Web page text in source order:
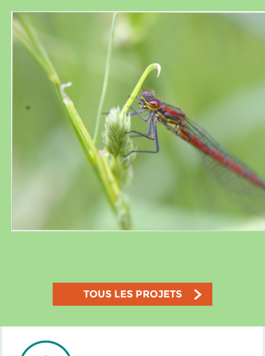
TOUS LES PROJETS